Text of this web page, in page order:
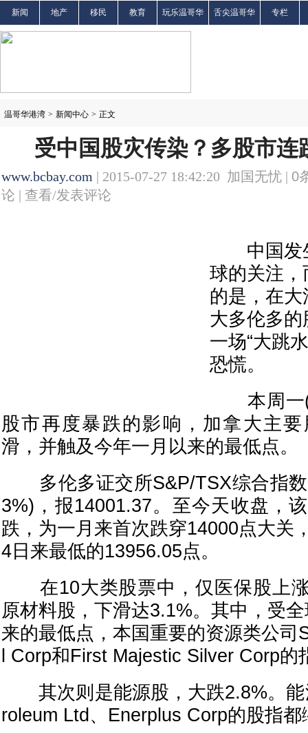
新闻 地产 移民 教育 玩乐温哥华 舌尖温哥华 专栏
温哥华港湾 > 新闻中心 > 正文
受中国股灾传染？多股市连
www.bcbay.com | 2015-07-27 18:42:20 加国无忧 | 0
论 | 查看/发表评论
中国发
球的关注
的是，在
大多伦多
一场“大跳
恐慌。
本周一
股市再度暴跌的影响，加拿大主
滑，并触及今年一月以来的最低点。
多伦多证交所S&P/TSX综合指数
3%)，报14001.37。至今天收盘，
跌，为一月来首次跌穿14000点大关
4日来最低的13956.05点。
在10大类股票中，仅医保股上涨
原材料股，下滑达3.1%。其中，受
来的最低点，本国重要的资源类公司
l Corp和First Majestic Silver Corp的
其次则是能源股，大跌2.8%。能
roleum Ltd、Enerplus Corp的股指